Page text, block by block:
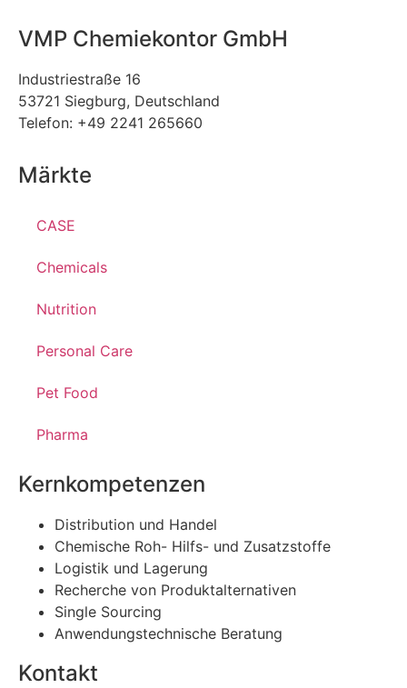
VMP Chemiekontor GmbH
Industriestraße 16
53721 Siegburg, Deutschland
Telefon: +49 2241 265660
Märkte
CASE
Chemicals
Nutrition
Personal Care
Pet Food
Pharma
Kernkompetenzen
Distribution und Handel
Chemische Roh- Hilfs- und Zusatzstoffe
Logistik und Lagerung
Recherche von Produktalternativen
Single Sourcing
Anwendungstechnische Beratung
Kontakt